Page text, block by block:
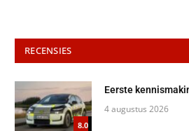
RECENSIES
8.0
Eerste
4 augustus 2026